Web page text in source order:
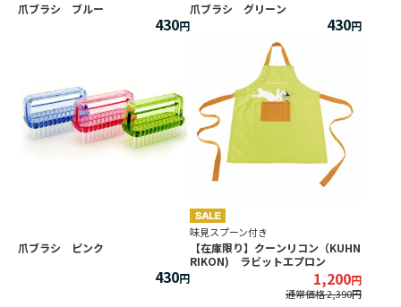
爪ブラシ ブルー
430
爪ブラシ グリーン
430
爪ブラシ ピンク
430
味見スプーン付き
【在庫限り】クーンリコン（KUHN
RIKON) ラビットエプロン
1,200
通常価格 2,390